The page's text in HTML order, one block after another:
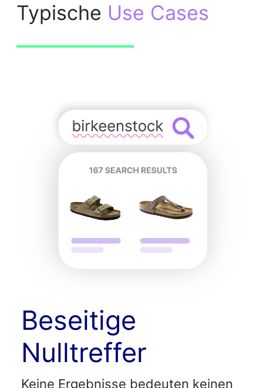
Typische Use Cases
Beseitige
Nulltreffer
Keine Ergebnisse bedeuten keinen